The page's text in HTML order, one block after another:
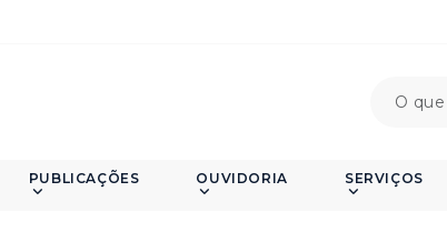
PUBLICAÇÕES OUVIDORIA SERVIÇOS